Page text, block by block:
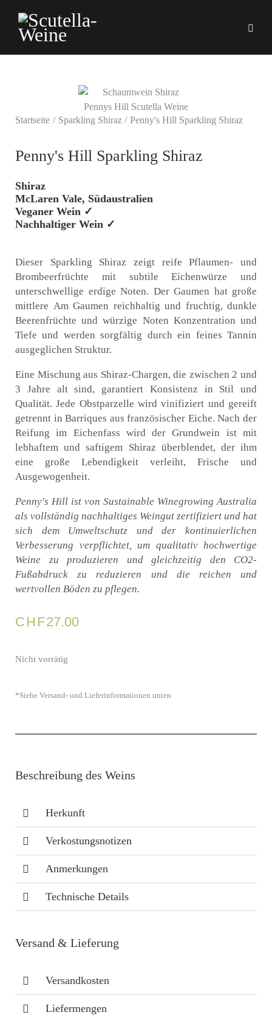
Startseite Sparkling Shiraz Penny's Hill Sparkling Shiraz
Penny's Hill Sparkling Shiraz
Shiraz
McLaren Vale, Südaustralien
Veganer Wein ✓
Nachhaltiger Wein ✓
Dieser Sparkling Shiraz zeigt reife Pflaumen- und
Brombeerfrüchte mit subtile Eichenwürze und
unterschwellige erdige Noten. Der Gaumen hat große
mittlere Am Gaumen reichhaltig und fruchtig, dunkle
Beerenfrüchte und würzige Noten Konzentration und
Tiefe und werden sorgfältig durch ein feines Tannin
ausgeglichen Struktur.
Eine Mischung aus Shiraz-Chargen, die zwischen 2 und
3 Jahre alt sind, garantiert Konsistenz in Stil und
Qualität. Jede Obstparzelle wird vinifiziert und gereift
getrennt in Barriques aus französischer Eiche. Nach der
Reifung im Eichenfass wird der Grundwein ist mit
lebhaftem und saftigem Shiraz überblendet, der ihm
eine große Lebendigkeit verleiht, Frische und
Ausgewogenheit.
Penny's Hill ist von Sustainable Winegrowing Australia
als vollständig nachhaltiges Weingut zertifiziert und hat
sich dem Umweltschutz und der kontinuierlichen
Verbesserung verpflichtet, um qualitativ hochwertige
Weine zu produzieren und gleichzeitig den CO2-
Fußabdruck zu reduzieren und die reichen und
wertvollen Böden zu pflegen.
CHF27.00
Nicht vorrätig
*Siehe Versand- und Lieferinformationen unten
Beschreibung des Weins
Herkunft
Verkostungsnotizen
Anmerkungen
Technische Details
Versand & Lieferung
Versandkosten
Liefermengen